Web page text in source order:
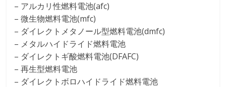
– アルカリ性燃料電池(afc)
– 微生物燃料電池(mfc)
– ダイレクトメタノール型燃料電池(dmfc)
– メタルハイドライド燃料電池
– ダイレクトギ酸燃料電池(DFAFC)
– 再生型燃料電池
– ダイレクトボロハイドライド燃料電池